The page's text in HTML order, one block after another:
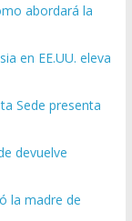
abordará la
en EE.UU. eleva
Sede presenta
devuelve
la madre de